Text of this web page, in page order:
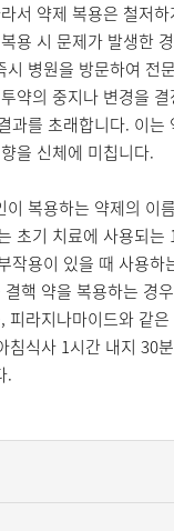
서 약제 복용은 철저
용 시 문제가 발생한
시 병원을 방문하여 전
약의 중지나 변경을
과를 초래합니다. 이는
을 신체에 미칩니다.
이 복용하는 약제의 이
초기 치료에 사용되는
작용이 있을 때 사용하
핵 약을 복용하는 경
피라지나마이드와 같
침식사 1시간 내지 30
.